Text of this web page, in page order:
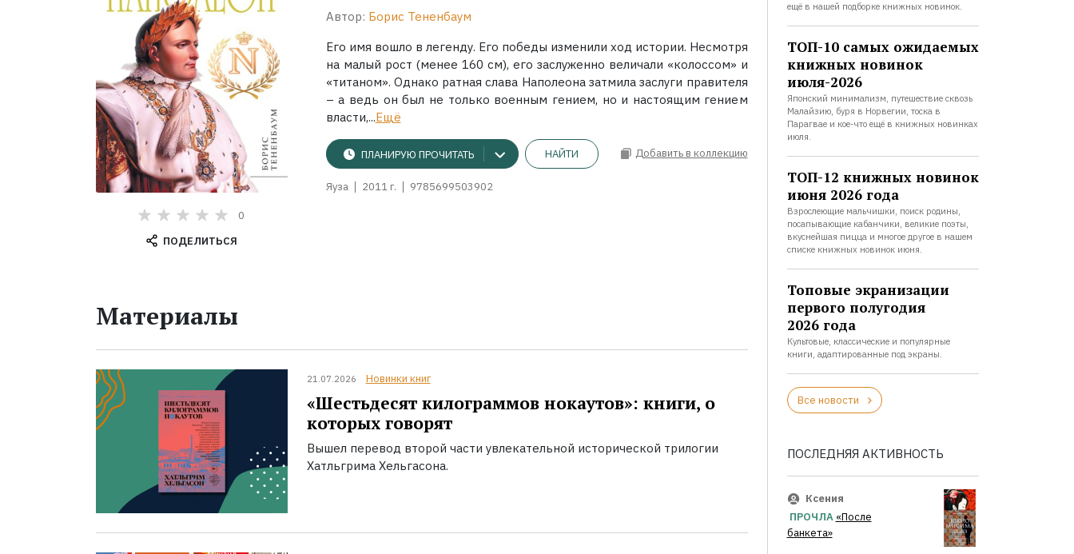
0
ПОДЕЛИТЬСЯ
Автор: Борис Тененбаум
Его имя вошло в легенду. Его победы изменили ход истории. Несмотря
на малый рост (менее 160 см), его заслуженно величали «колоссом» и
«титаном». Однако ратная слава Наполеона затмила заслуги правителя
– а ведь он был не только военным гением, но и настоящим гением
власти,...Ещё
ПЛАНИРУЮ ПРОЧИТАТЬ НАЙТИ Добавить в коллекцию
Яуза 2011 г. 9785699503902
Материалы
21.07.2026 Новинки книг
«Шестьдесят килограммов нокаутов»: книги, о
которых говорят
Вышел перевод второй части увлекательной исторической трилогии
Хатльгрима Хельгасона.
ещё в нашей подборке книжных новинок.
ТОП-10 самых ожидаемых
книжных новинок
июля-2026
Японский минимализм, путешествие сквозь
Малайзию, буря в Норвегии, тоска в
Парагвае и кое-что ещё в книжных новинках
июля.
ТОП-12 книжных новинок
июня 2026 года
Взрослеющие мальчишки, поиск родины,
посапывающие кабанчики, великие поэты,
вкуснейшая пицца и многое другое в нашем
списке книжных новинок июня.
Топовые экранизации
первого полугодия
2026 года
Культовые, классические и популярные
книги, адаптированные под экраны.
Все новости
ПОСЛЕДНЯЯ АКТИВНОСТЬ
Ксения
ПРОЧЛА «После
банкета»